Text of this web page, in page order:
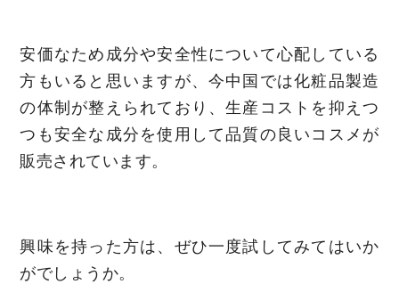
安価なため成分や安全性について心配している
方もいると思いますが、今中国では化粧品製造
の体制が整えられており、生産コストを抑えつ
つも安全な成分を使用して品質の良いコスメが
販売されています。
興味を持った方は、ぜひ一度試してみてはいか
がでしょうか。